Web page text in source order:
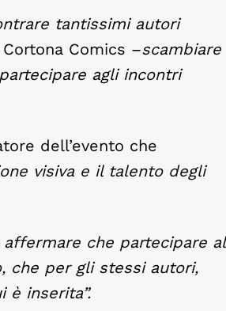
tantissimi autori
Comics –scambiare
agli incontri
dell’evento che
visiva e il talento degli
che partecipare al
che per gli stessi autori,
inserita”.